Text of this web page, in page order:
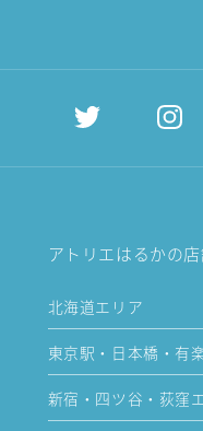
アトリエはるかの
北海道エリア
東京駅・日本橋・有
新宿・四ツ谷・荻窪